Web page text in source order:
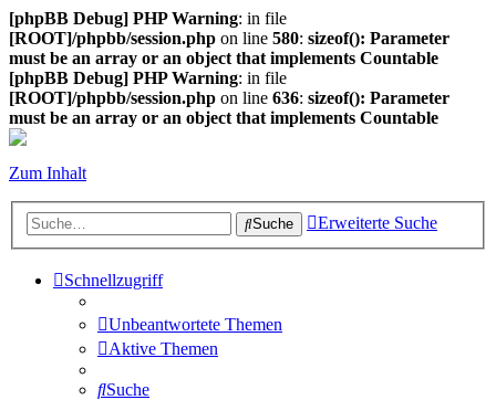
[phpBB Debug] PHP Warning: in file
[ROOT]/phpbb/session.php on line 580: sizeof(): Parameter
must be an array or an object that implements Countable
[phpBB Debug] PHP Warning: in file
[ROOT]/phpbb/session.php on line 636: sizeof(): Parameter
must be an array or an object that implements Countable
Zum Inhalt
Suche Erweiterte Suche
Schnellzugriff
Unbeantwortete Themen
Aktive Themen
Suche